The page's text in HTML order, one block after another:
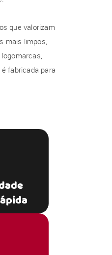
que valorizam
mais limpos,
fabricada para